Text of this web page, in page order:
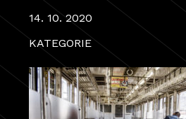
14. 10. 2020
KATEGORIE